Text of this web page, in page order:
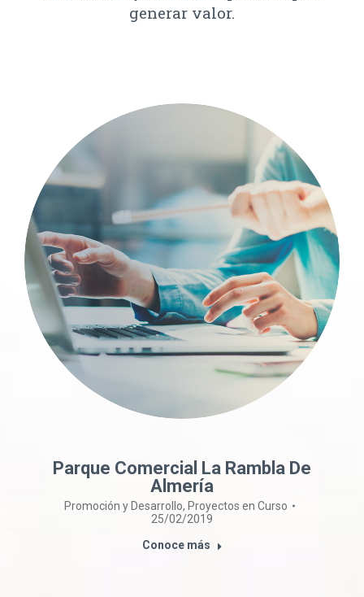
generar valor.
Parque Comercial La Rambla De
Almería
Promoción y Desarrollo, Proyectos en Curso
25/02/2019
Conoce más